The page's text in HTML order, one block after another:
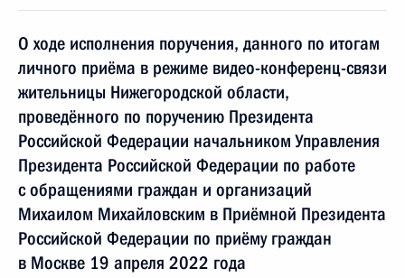
О ходе исполнения поручения, данного по итогам
личного приёма в режиме видео-конференц-связи
жительницы Нижегородской области,
проведённого по поручению Президента
Российской Федерации начальником Управления
Президента Российской Федерации по работе
с обращениями граждан и организаций
Михаилом Михайловским в Приёмной Президента
Российской Федерации по приёму граждан
в Москве 19 апреля 2022 года